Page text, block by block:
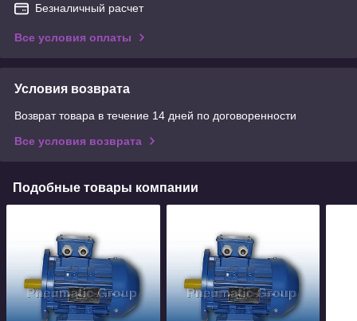
Безналичный расчет
Все условия оплаты
Условия возврата
Возврат товара в течение 14 дней по договоренности
Все условия возврата
Подобные товары компании